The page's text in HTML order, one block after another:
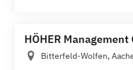
HÖHER Management
Bitterfeld-Wolfen,